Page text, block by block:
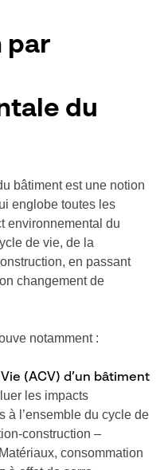
par
du
bâtiment est une notion
englobe toutes les
environnemental du
de vie, de la
en passant
changement de
notamment :
(ACV) d’un bâtiment
les impacts
à l’ensemble du cycle de
construction –
consommation